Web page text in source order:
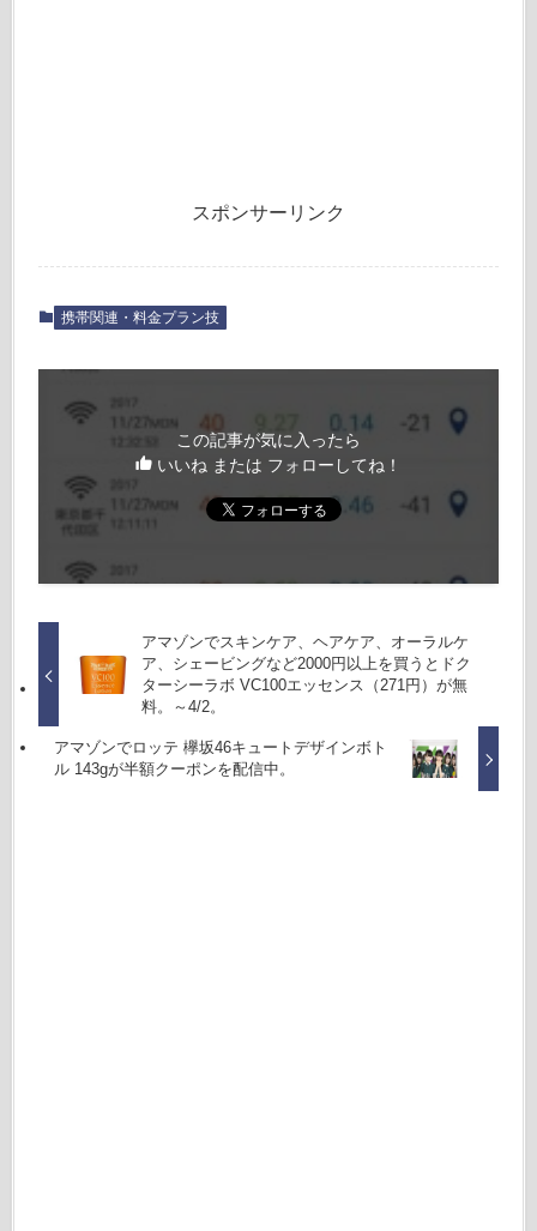
スポンサーリンク
携帯関連・料金プラン技
この記事が気に入ったら
いいね または フォローしてね！
アマゾンでスキンケア、ヘアケア、オーラルケ
ア、シェービングなど2000円以上を買うとドク
ターシーラボ VC100エッセンス（271円）が無
料。～4/2。
アマゾンでロッテ 欅坂46キュートデザインボト
ル 143gが半額クーポンを配信中。